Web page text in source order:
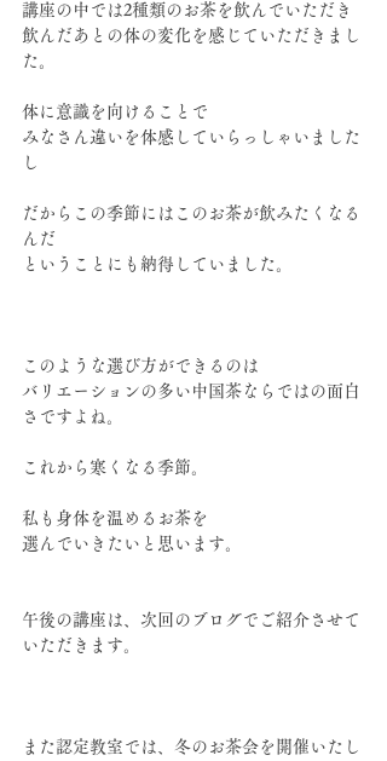
講座の中では2種類のお茶を飲んでいただき
飲んだあとの体の変化を感じていただきまし
た。
体に意識を向けることで
みなさん違いを体感していらっしゃいました
し
だからこの季節にはこのお茶が飲みたくなる
んだ
ということにも納得していました。
このような選び方ができるのは
バリエーションの多い中国茶ならではの面白
さですよね。
これから寒くなる季節。
私も身体を温めるお茶を
選んでいきたいと思います。
午後の講座は、次回のブログでご紹介させて
いただきます。
また認定教室では、冬のお茶会を開催いたし